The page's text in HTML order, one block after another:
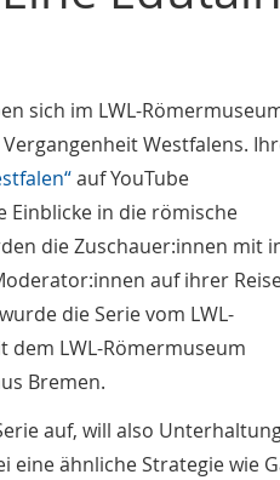
sich im LWL-
Westfalens.
auf YouTube
in die römische
die Zuschauer:innen mit
auf ihrer
die Serie vom LWL-
LWL-Römermuseum
Bremen.
auf, will also
ähnliche Strategie wie